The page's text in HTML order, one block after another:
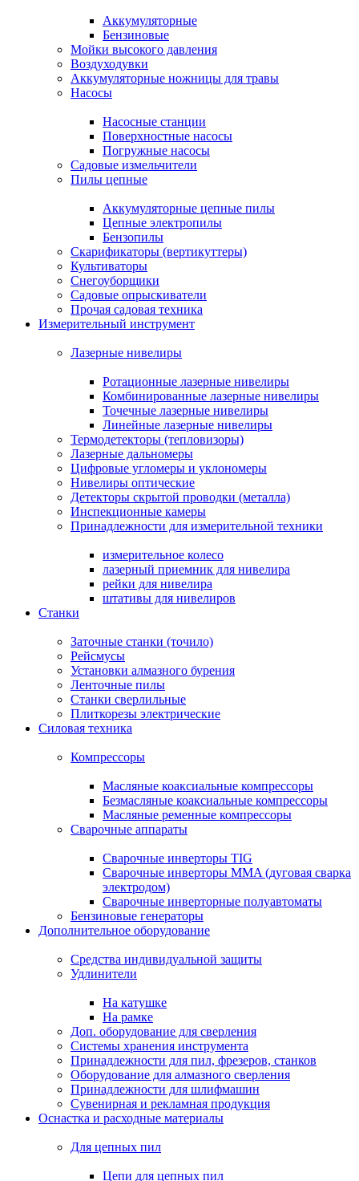
Аккумуляторные
Бензиновые
Мойки высокого давления
Воздуходувки
Аккумуляторные ножницы для травы
Насосы
Насосные станции
Поверхностные насосы
Погружные насосы
Садовые измельчители
Пилы цепные
Аккумуляторные цепные пилы
Цепные электропилы
Бензопилы
Скарификаторы (вертикуттеры)
Культиваторы
Снегоуборщики
Садовые опрыскиватели
Прочая садовая техника
Измерительный инструмент
Лазерные нивелиры
Ротационные лазерные нивелиры
Комбинированные лазерные нивелиры
Точечные лазерные нивелиры
Линейные лазерные нивелиры
Термодетекторы (тепловизоры)
Лазерные дальномеры
Цифровые угломеры и уклономеры
Нивелиры оптические
Детекторы скрытой проводки (металла)
Инспекционные камеры
Принадлежности для измерительной техники
измерительное колесо
лазерный приемник для нивелира
рейки для нивелира
штативы для нивелиров
Станки
Заточные станки (точило)
Рейсмусы
Установки алмазного бурения
Ленточные пилы
Станки сверлильные
Плиткорезы электрические
Силовая техника
Компрессоры
Масляные коаксиальные компрессоры
Безмасляные коаксиальные компрессоры
Масляные ременные компрессоры
Сварочные аппараты
Сварочные инверторы TIG
Сварочные инверторы MMA (дуговая сварка
электродом)
Сварочные инверторные полуавтоматы
Бензиновые генераторы
Дополнительное оборудование
Средства индивидуальной защиты
Удлинители
На катушке
На рамке
Доп. оборудование для сверления
Системы хранения инструмента
Принадлежности для пил, фрезеров, станков
Оборудование для алмазного сверления
Принадлежности для шлифмашин
Сувенирная и рекламная продукция
Оснастка и расходные материалы
Для цепных пил
Цепи для цепных пил